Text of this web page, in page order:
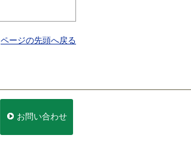
ページの先頭へ戻る
お問い合わせ